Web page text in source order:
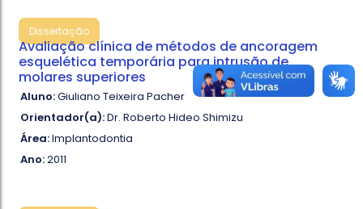
Dissertação
Avaliação clínica de métodos de ancoragem
esquelética temporária para intrusão de
molares superiores
Aluno:Giuliano Teixeira Pacher
Orientador(a):Dr. Roberto Hideo Shimizu
Área:Implantodontia
Ano:2011